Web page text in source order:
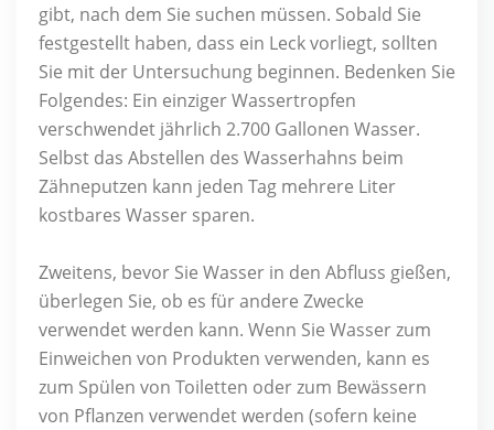
gibt, nach dem Sie suchen müssen. Sobald Sie
festgestellt haben, dass ein Leck vorliegt, sollten
Sie mit der Untersuchung beginnen. Bedenken Sie
Folgendes: Ein einziger Wassertropfen
verschwendet jährlich 2.700 Gallonen Wasser.
Selbst das Abstellen des Wasserhahns beim
Zähneputzen kann jeden Tag mehrere Liter
kostbares Wasser sparen.
Zweitens, bevor Sie Wasser in den Abfluss gießen,
überlegen Sie, ob es für andere Zwecke
verwendet werden kann. Wenn Sie Wasser zum
Einweichen von Produkten verwenden, kann es
zum Spülen von Toiletten oder zum Bewässern
von Pflanzen verwendet werden (sofern keine